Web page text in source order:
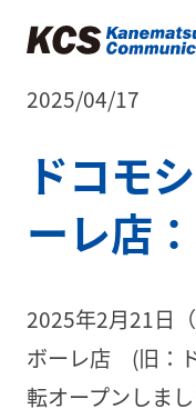
2025/04/17
ドコモ
ーレ店
2025年2月21日
ボーレ店 (旧：
転オープンしまし